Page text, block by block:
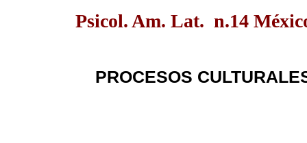
Psicol. Am. Lat. n.14
PROCESOS